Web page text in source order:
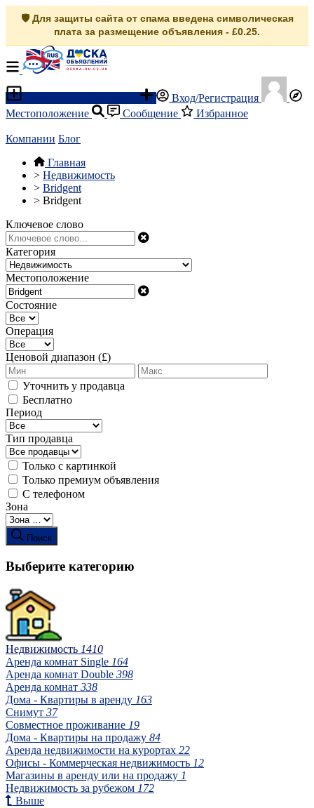
🛡️ Для защиты сайта от спама введена символическая
плата за размещение объявления - £0.25.
Вход/Регистрация
Местоположение
Сообщение Избранное
Компании Блог
Главная
> Недвижимость
> Bridgent
> Bridgent
Ключевое слово
Категория
Местоположение
Состояние
Операция
Ценовой диапазон (£)
Уточнить у продавца
Бесплатно
Период
Тип продавца
Только с картинкой
Только премиум объявления
С телефоном
Зона
Поиск
Выберите категорию
Недвижимость 1410
Аренда комнат Single 164
Аренда комнат Double 398
Аренда комнат 338
Дома - Квартиры в аренду 163
Снимут 37
Совместное проживание 19
Дома - Квартиры на продажу 84
Аренда недвижимости на курортах 22
Офисы - Коммерческая недвижимость 12
Магазины в аренду или на продажу 1
Недвижимость за рубежом 172
Выше